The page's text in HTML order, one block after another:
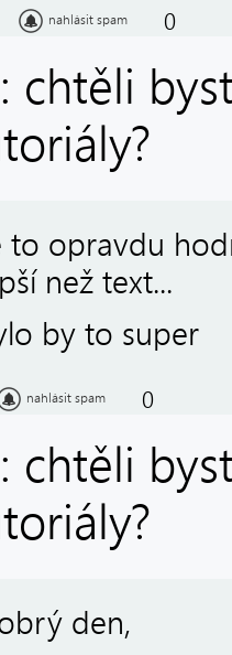
nahlásit spam 0
chtěli
to opravdu
než text...
by to super
nahlásit spam 0
chtěli
den,